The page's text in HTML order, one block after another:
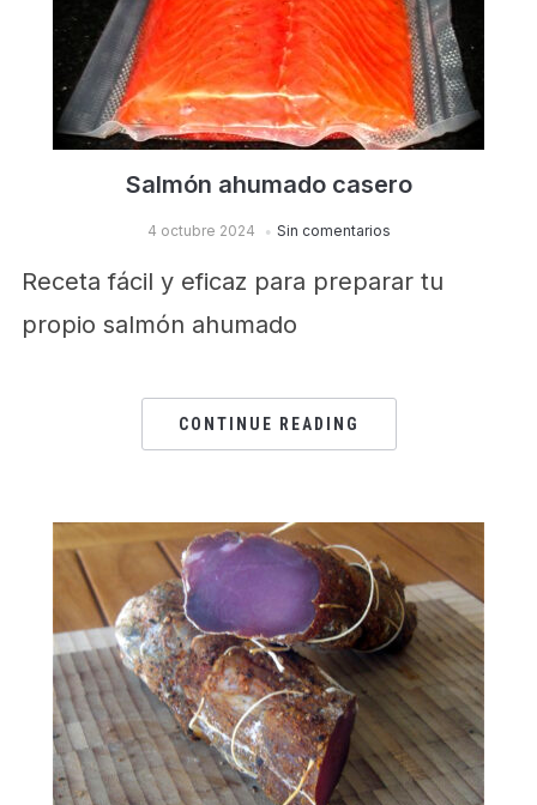
Salmón ahumado casero
4 octubre 2024 Sin comentarios
Receta fácil y eficaz para preparar tu
propio salmón ahumado
CONTINUE READING